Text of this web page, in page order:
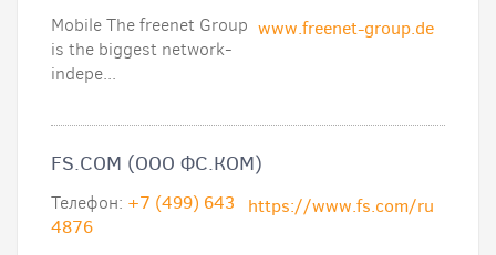
www.freenet-group.de
Mobile The freenet Group
is the biggest network-
indepe...
FS.COM (ООО ФС.КОМ)
https://www.fs.com/ru
Телефон: +7 (499) 643
4876